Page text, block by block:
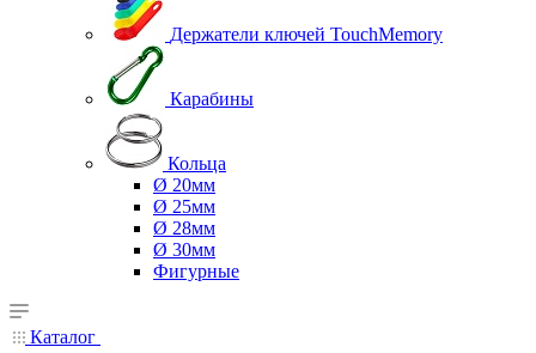
Держатели ключей TouchMemory
Карабины
Кольца
Ø 20мм
Ø 25мм
Ø 28мм
Ø 30мм
Фигурные
Каталог